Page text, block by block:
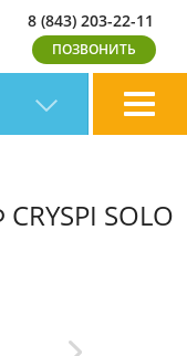
8 (843) 203-22-11
SOLO